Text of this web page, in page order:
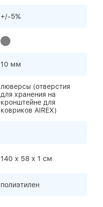
+/-5%
10 мм
люверсы (отверстия
для хранения на
кронштейне для
ковриков AIREX)
140 х 58 х 1 см
полиэтилен